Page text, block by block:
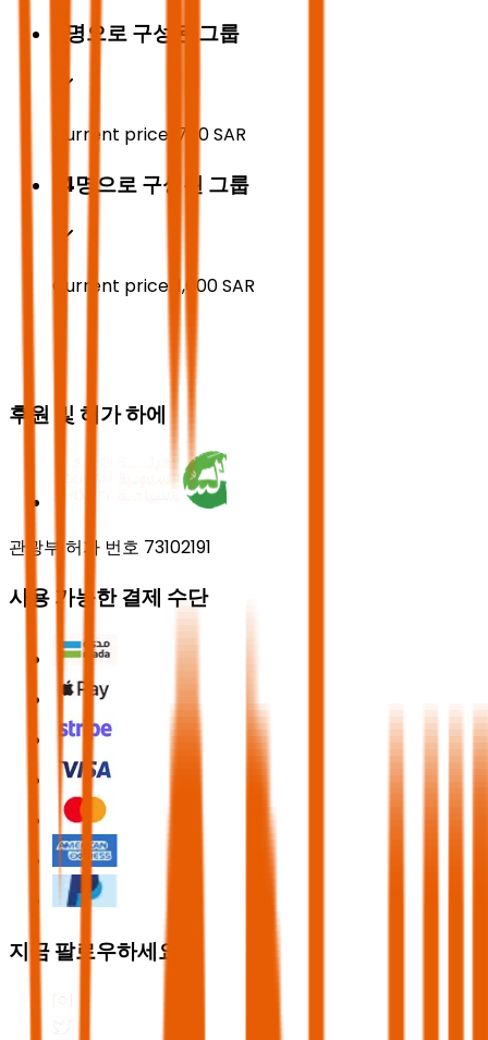
6명으로 구성된 그룹
Current price: 700SAR
14명으로 구성된 그룹
Current price: 1,000SAR
후원 및 허가 하에
관광부 허가 번호 73102191
사용 가능한 결제 수단
지금 팔로우하세요